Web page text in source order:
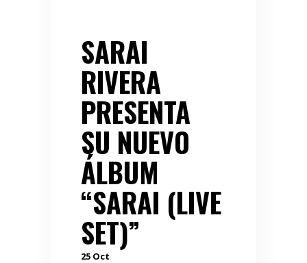
SARAI
RIVERA
PRESENTA
SU NUEVO
ÁLBUM
“SARAI (LIVE
SET)”
25 Oct